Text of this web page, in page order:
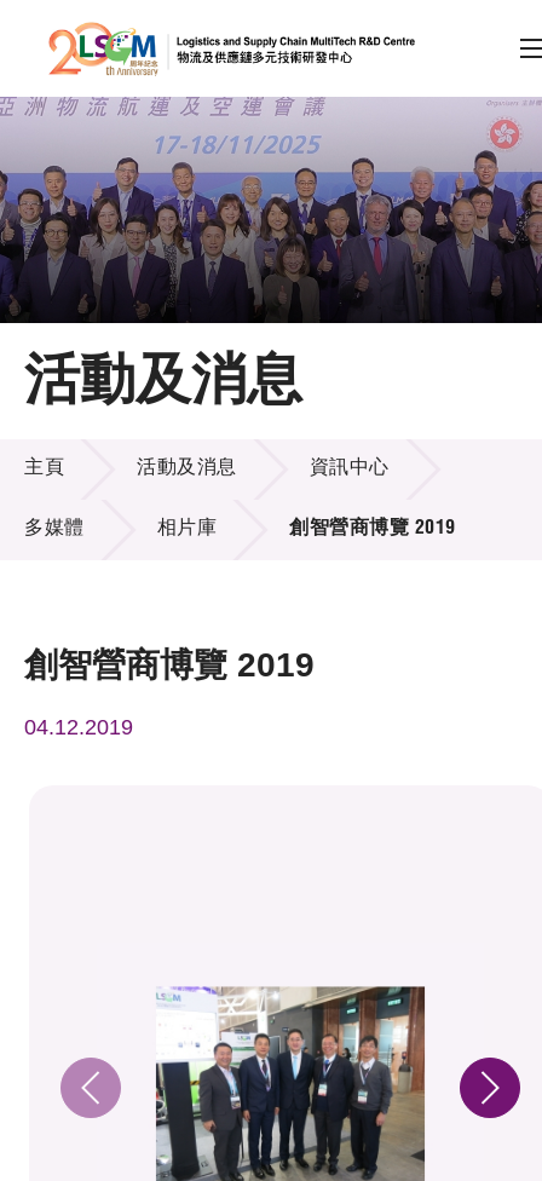
跳到內容（按回車鍵）
會員登入
A A EN 繁 简
主頁
關於LSCM
技術商品化
項目及資助計劃
活動及消息
活動及消息
活動及消息
主頁 活動及消息 資訊中心
多媒體 相片庫 創智營商博覽 2019
創智營商博覽 2019
04.12.2019